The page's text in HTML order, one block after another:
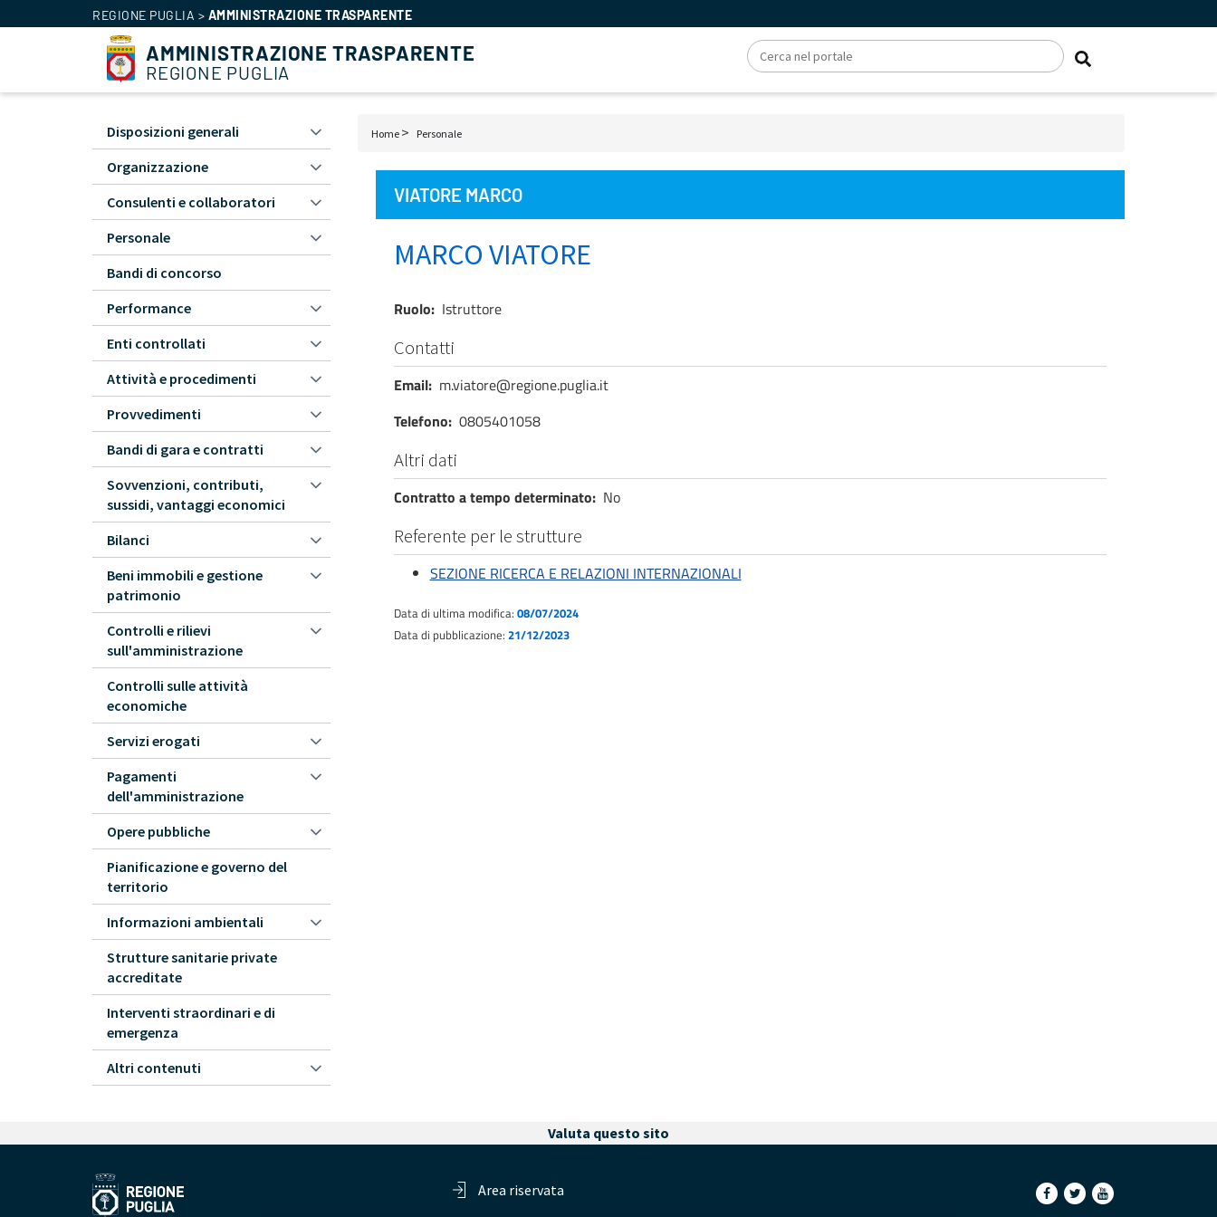
REGIONE PUGLIA > AMMINISTRAZIONE TRASPARENTE
AMMINISTRAZIONE TRASPARENTE
REGIONE PUGLIA
Briciole
pane
Home Personale
VIATORE MARCO
MARCO VIATORE
Ruolo Istruttore
Contatti
Email m.viatore@regione.puglia.it
Telefono 0805401058
Altri dati
Contratto a tempo determinato No
Referente per le strutture
SEZIONE RICERCA E RELAZIONI INTERNAZIONALI
Data di ultima modifica: 08/07/2024
Data di pubblicazione: 21/12/2023
Amministrazione
Trasparente
L1
Disposizioni generali
Organizzazione
Consulenti e collaboratori
Personale
Bandi di concorso
Performance
Enti controllati
Attività e procedimenti
Provvedimenti
Bandi di gara e contratti
Sovvenzioni, contributi,
sussidi, vantaggi economici
Bilanci
Beni immobili e gestione
patrimonio
Controlli e rilievi
sull'amministrazione
Controlli sulle attività
economiche
Servizi erogati
Pagamenti
dell'amministrazione
Opere pubbliche
Pianificazione e governo del
territorio
Informazioni ambientali
Strutture sanitarie private
accreditate
Interventi straordinari e di
emergenza
Altri contenuti
Valuta questo sito
Area riservata